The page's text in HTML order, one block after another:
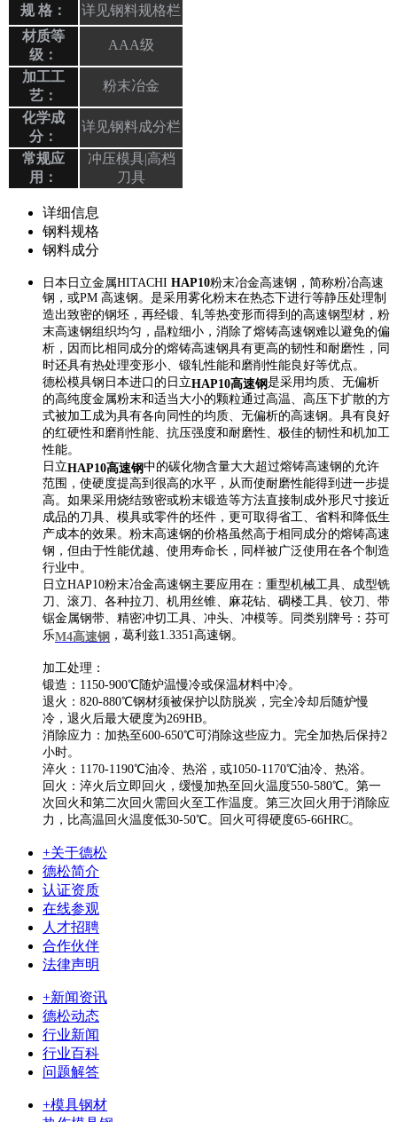
规 格：
详见钢料规格栏
材质等
级：
AAA级
加工工
艺：
粉末冶金
化学成
分：
详见钢料成分栏
常规应
用：
冲压模具|高档
刀具
详细信息
钢料规格
钢料成分
日本日立金属HITACHI HAP10粉末冶金高速钢，简称粉冶高速
钢，或PM 高速钢。是采用雾化粉末在热态下进行等静压处理制
造出致密的钢坯，再经锻、轧等热变形而得到的高速钢型材，粉
末高速钢组织均匀，晶粒细小，消除了熔铸高速钢难以避免的偏
析，因而比相同成分的熔铸高速钢具有更高的韧性和耐磨性，同
时还具有热处理变形小、锻轧性能和磨削性能良好等优点。
德松模具钢日本进口的日立HAP10高速钢是采用均质、无偏析
的高纯度金属粉末和适当大小的颗粒通过高温、高压下扩散的方
式被加工成为具有各向同性的均质、无偏析的高速钢。具有良好
的红硬性和磨削性能、抗压强度和耐磨性、极佳的韧性和机加工
性能。
日立HAP10高速钢中的碳化物含量大大超过熔铸高速钢的允许
范围，使硬度提高到很高的水平，从而使耐磨性能得到进一步提
高。如果采用烧结致密或粉末锻造等方法直接制成外形尺寸接近
成品的刀具、模具或零件的坯件，更可取得省工、省料和降低生
产成本的效果。粉末高速钢的价格虽然高于相同成分的熔铸高速
钢，但由于性能优越、使用寿命长，同样被广泛使用在各个制造
行业中。
日立HAP10粉末冶金高速钢主要应用在：重型机械工具、成型铣
刀、滚刀、各种拉刀、机用丝锥、麻花钻、碉楼工具、铰刀、带
锯金属钢带、精密冲切工具、冲头、冲模等。同类别牌号：芬可
乐M4高速钢 ，葛利兹1.3351高速钢。
加工处理：
锻造：1150-900℃随炉温慢冷或保温材料中冷。
退火：820-880℃钢材须被保护以防脱炭，完全冷却后随炉慢
冷，退火后最大硬度为269HB。
消除应力：加热至600-650℃可消除这些应力。完全加热后保持2
小时。
淬火：1170-1190℃油冷、热浴，或1050-1170℃油冷、热浴。
回火：淬火后立即回火，缓慢加热至回火温度550-580℃。第一
次回火和第二次回火需回火至工作温度。第三次回火用于消除应
力，比高温回火温度低30-50℃。回火可得硬度65-66HRC。
+关于德松
德松简介
认证资质
在线参观
人才招聘
合作伙伴
法律声明
+新闻资讯
德松动态
行业新闻
行业百科
问题解答
+模具钢材